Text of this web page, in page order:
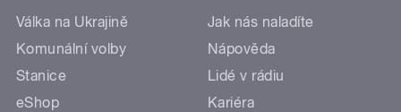
Válka na Ukrajině
Komunální volby
Stanice
eShop
Jak nás naladíte
Nápověda
Lidé v rádiu
Kariéra